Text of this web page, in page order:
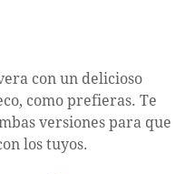
con un delicioso
como prefieras. Te
versiones para que
los tuyos.